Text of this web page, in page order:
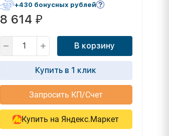
+430 бонусных рублей
8 614 ₽
В корзину
Купить в 1 клик
Запросить КП/Счет
Купить на Яндекс.Маркет